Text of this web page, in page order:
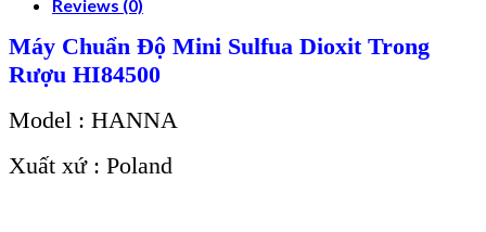
Reviews (0)
Máy Chuẩn Độ Mini Sulfua Dioxit Trong
Rượu HI84500
Model : HANNA
Xuất xứ : Poland